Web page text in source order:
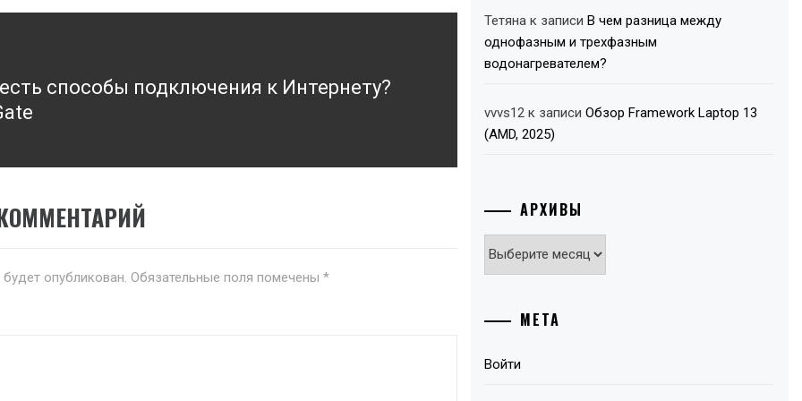
способы подключения к Интернету?
опубликован. Обязательные поля помечены *
Тетяна к записиВ чем разница между
однофазным и трехфазным
водонагревателем?
vvvs12 к записиОбзор Framework Laptop 13
(AMD, 2025)
АРХИВЫ
Архивы
МЕТА
Войти